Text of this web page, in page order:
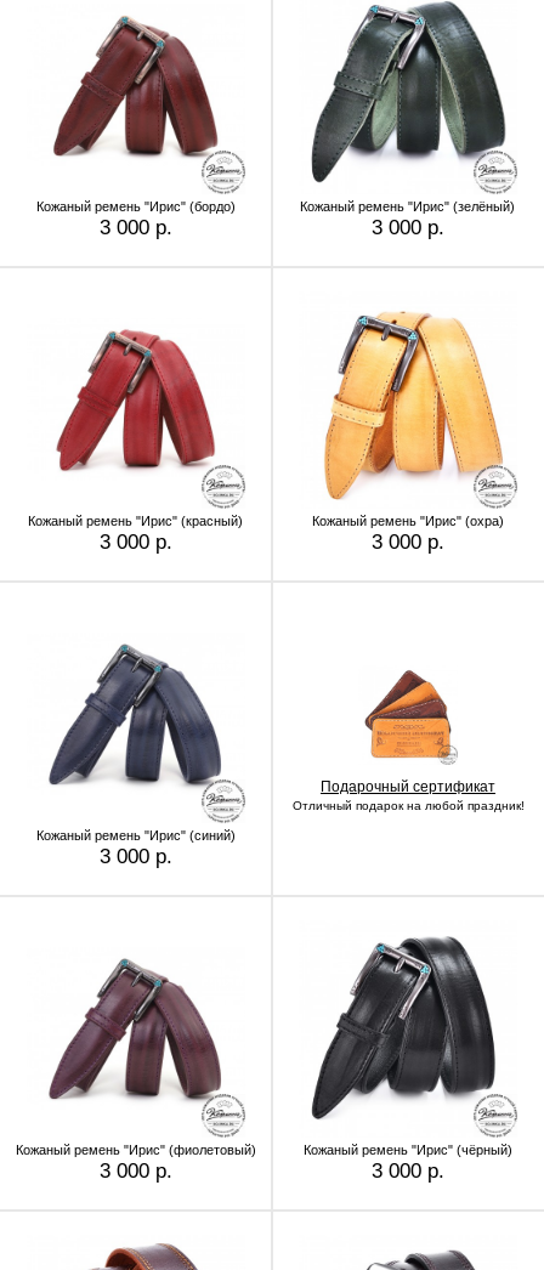
Кожаный ремень "Ирис" (бордо)
3 000 р.
Кожаный ремень "Ирис" (зелёный)
3 000 р.
Кожаный ремень "Ирис" (красный)
3 000 р.
Кожаный ремень "Ирис" (охра)
3 000 р.
Кожаный ремень "Ирис" (синий)
3 000 р.
Подарочный сертификат
Отличный подарок на любой праздник!
Кожаный ремень "Ирис" (фиолетовый)
3 000 р.
Кожаный ремень "Ирис" (чёрный)
3 000 р.